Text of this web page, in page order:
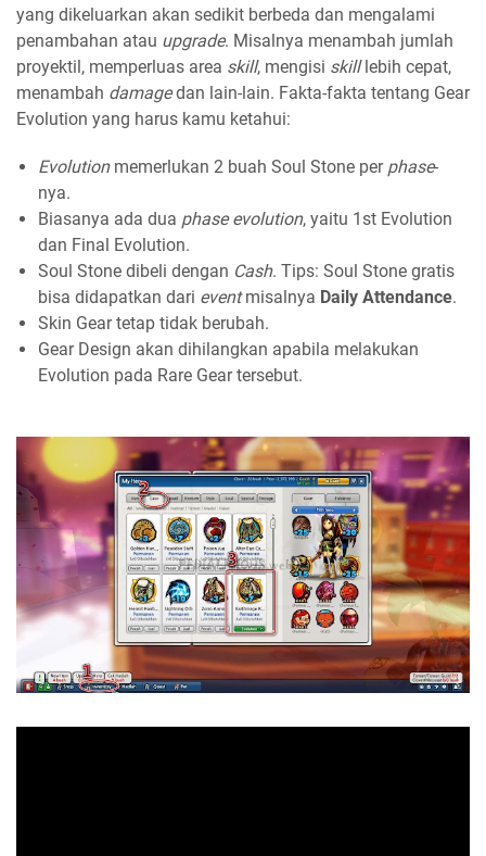
yang dikeluarkan akan sedikit berbeda dan mengalami
penambahan atau upgrade. Misalnya menambah jumlah
proyektil, memperluas area skill, mengisi skilllebih cepat,
menambah damagedan lain-lain. Fakta-fakta tentang Gear
Evolution yang harus kamu ketahui:
Evolution memerlukan 2 buah Soul Stone per phase-
nya.
Biasanya ada dua phase evolution, yaitu 1st Evolution
dan Final Evolution.
Soul Stone dibeli dengan Cash. Tips: Soul Stone gratis
bisa didapatkan dari eventmisalnya Daily Attendance.
Skin Gear tetap tidak berubah.
Gear Design akan dihilangkan apabila melakukan
Evolution pada Rare Gear tersebut.